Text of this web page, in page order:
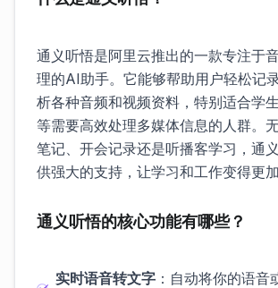
通义听悟是阿里云推出的一款专注于
理的AI助手。它能够帮助用户轻松记
析各种音频和视频资料，特别适合学
等需要高效处理多媒体信息的人群。
笔记、开会记录还是听播客学习，通
供强大的支持，让学习和工作变得更加
通义听悟的核心功能有哪些？
实时语音转文字：自动将你的语音